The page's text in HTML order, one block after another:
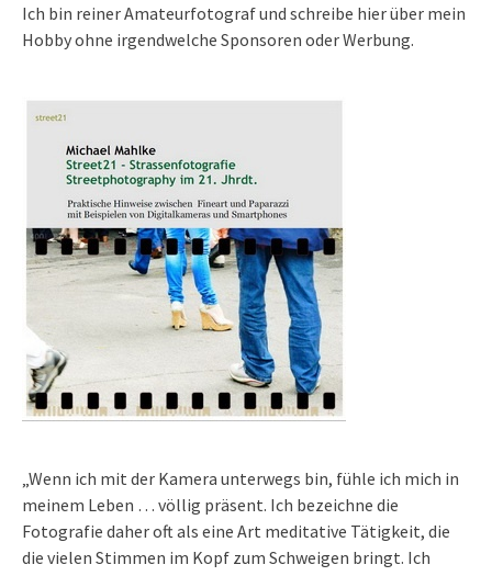
Ich bin reiner Amateurfotograf und schreibe hier über mein
Hobby ohne irgendwelche Sponsoren oder Werbung.
„Wenn ich mit der Kamera unterwegs bin, fühle ich mich in
meinem Leben … völlig präsent. Ich bezeichne die
Fotografie daher oft als eine Art meditative Tätigkeit, die
die vielen Stimmen im Kopf zum Schweigen bringt. Ich